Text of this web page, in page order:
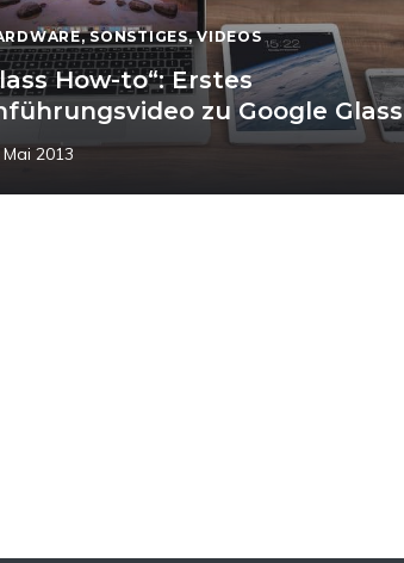
,SONSTIGES,VIDEOS
How-to“: Erstes
zu Google Glass
Mai 2013